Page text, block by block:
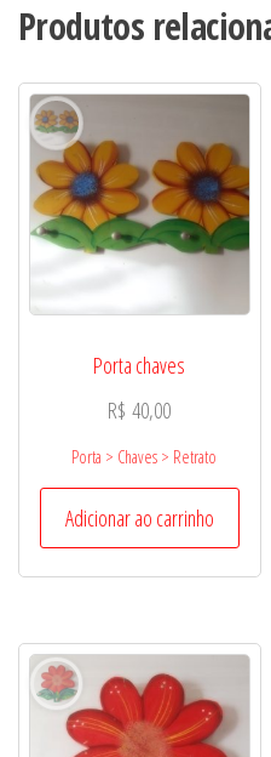
Produtos
Porta chaves
R$ 40,00
Porta > Chaves > Retrato
Adicionar ao carrinho